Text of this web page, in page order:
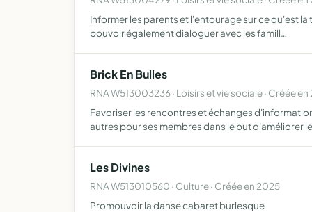
Informer les parents et l'entourage sur ce qu'est
pouvoir également dialoguer avec les famill…
Brick En Bulles
RNA W513003236 · Loisirs et vie sociale · Créée en
Favoriser les rencontres et échanges
autres pour ses membres dans le but d'améliorer
Les Divines
RNA W513010560 · Culture · Créée en 2025
Promouvoir la danse cabaret burlesque